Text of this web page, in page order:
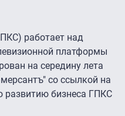
работает над
платформы
на середину лета
со ссылкой на
развитию бизнеса ГПКС